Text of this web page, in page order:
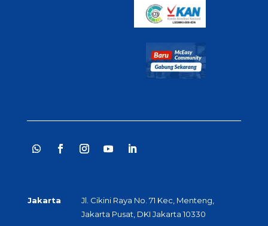
Jakarta
Jl. Cikini Raya No. 71 Kec, Menteng,
Jakarta Pusat, DKI Jakarta 10330